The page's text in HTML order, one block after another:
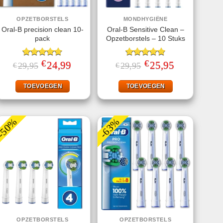
OPZETBORSTELS
Oral-B precision clean 10-
pack
Gewaardeerd
4.70uit 5
€29,95 Oorspronkelijke
prijs
€29,95.
€24,99
TOEVOEGEN
MONDHYGIËNE
Oral-B Sensitive Clean –
Opzetborstels – 10 Stuks
Gewaardeerd
4.86uit 5
€29,95 Oorspronkelijke
prijs
€29,95.
€25,95prijs
TOEVOEGEN
OPZETBORSTELS
-63%
OPZETBORSTELS